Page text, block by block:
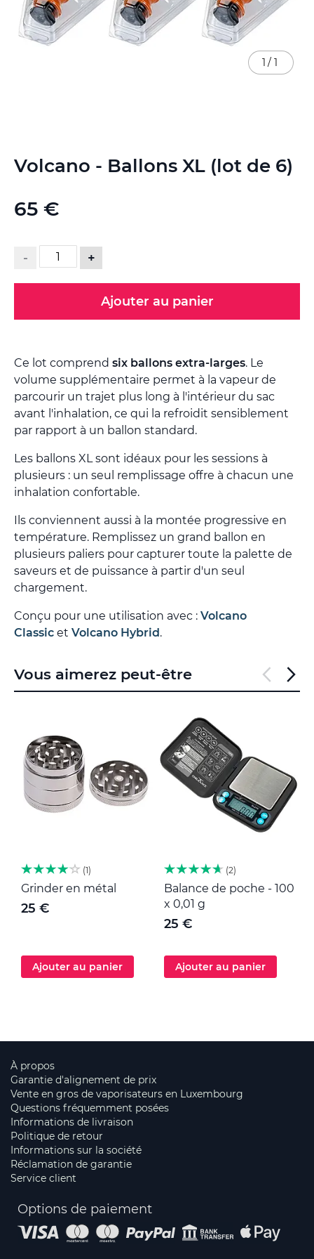
Volcano - Ballons XL (lot de 6)
65 €
- +
Ajouter au panier
Ce lot comprend six ballons extra-larges. Le
volume supplémentaire permet à la vapeur de
parcourir un trajet plus long à l'intérieur du sac
avant l'inhalation, ce qui la refroidit sensiblement
par rapport à un ballon standard.
Les ballons XL sont idéaux pour les sessions à
plusieurs : un seul remplissage offre à chacun une
inhalation confortable.
Ils conviennent aussi à la montée progressive en
température. Remplissez un grand ballon en
plusieurs paliers pour capturer toute la palette de
saveurs et de puissance à partir d'un seul
chargement.
Conçu pour une utilisation avec : Volcano
Classic et Volcano Hybrid.
1 / 1
to
of
gallery
Vous aimerez peut-être
1
Grinder en métal
25 €
Ajouter au panier
2
Balance de poche - 100
x 0,01 g
25 €
Ajouter au panier
À propos
Garantie d'alignement de prix
Vente en gros de vaporisateurs en Luxembourg
Questions fréquemment posées
Informations de livraison
Politique de retour
Informations sur la société
Réclamation de garantie
Service client
Options de paiement